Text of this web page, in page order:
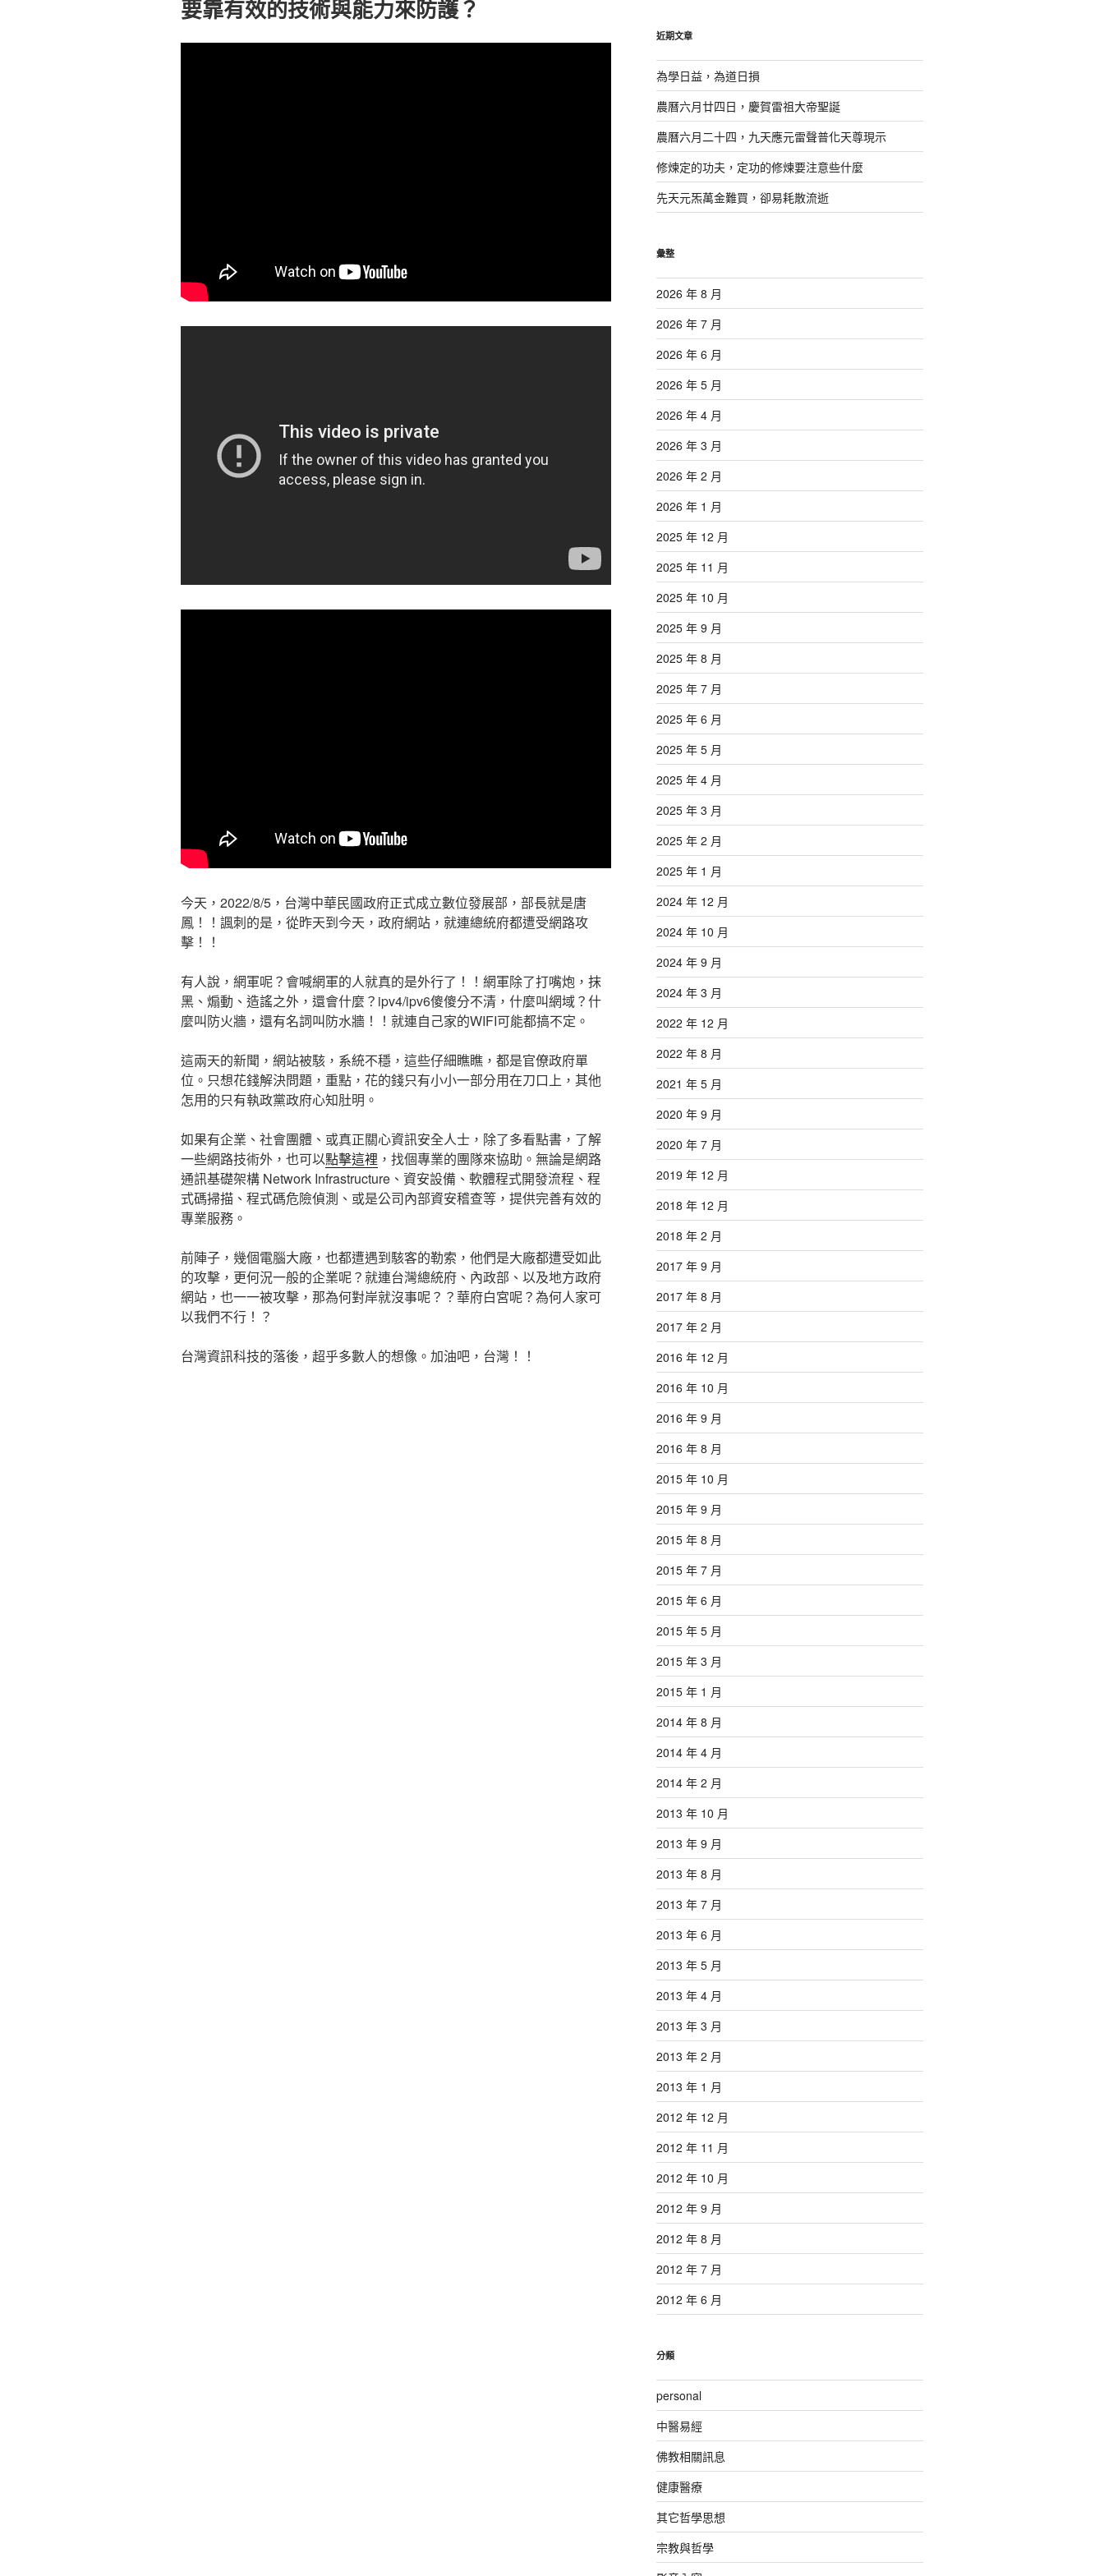
要靠有效的技術與能力來防護？
今天，2022/8/5，台灣中華民國政府正式成立數位發展部，部長就是唐
鳳！！諷刺的是，從昨天到今天，政府網站，就連總統府都遭受網路攻
擊！！
有人說，網軍呢？會喊網軍的人就真的是外行了！！網軍除了打嘴炮，抹
黑、煽動、造謠之外，還會什麼？ipv4/ipv6傻傻分不清，什麼叫網域？什
麼叫防火牆，還有名詞叫防水牆！！就連自己家的WIFI可能都搞不定。
這兩天的新聞，網站被駭，系統不穩，這些仔細瞧瞧，都是官僚政府單
位。只想花錢解決問題，重點，花的錢只有小小一部分用在刀口上，其他
怎用的只有執政黨政府心知肚明。
如果有企業、社會團體、或真正關心資訊安全人士，除了多看點書，了解
一些網路技術外，也可以點擊這裡 ，找個專業的團隊來協助。無論是網路
通訊基礎架構 Network Infrastructure、資安設備、軟體程式開發流程、程
式碼掃描、程式碼危險偵測、或是公司內部資安稽查等，提供完善有效的
專業服務。
前陣子，幾個電腦大廠，也都遭遇到駭客的勒索，他們是大廠都遭受如此
的攻擊，更何況一般的企業呢？就連台灣總統府、內政部、以及地方政府
網站，也一一被攻擊，那為何對岸就沒事呢？？華府白宮呢？為何人家可
以我們不行！？
台灣資訊科技的落後，超乎多數人的想像。加油吧，台灣！！
字:
近期文章
為學日益，為道日損
農曆六月廿四日，慶賀雷祖大帝聖誕
農曆六月二十四，九天應元雷聲普化天尊現示
修煉定的功夫，定功的修煉要注意些什麼
先天元炁萬金難買，卻易耗散流逝
彙整
2026 年 8 月
2026 年 7 月
2026 年 6 月
2026 年 5 月
2026 年 4 月
2026 年 3 月
2026 年 2 月
2026 年 1 月
2025 年 12 月
2025 年 11 月
2025 年 10 月
2025 年 9 月
2025 年 8 月
2025 年 7 月
2025 年 6 月
2025 年 5 月
2025 年 4 月
2025 年 3 月
2025 年 2 月
2025 年 1 月
2024 年 12 月
2024 年 10 月
2024 年 9 月
2024 年 3 月
2022 年 12 月
2022 年 8 月
2021 年 5 月
2020 年 9 月
2020 年 7 月
2019 年 12 月
2018 年 12 月
2018 年 2 月
2017 年 9 月
2017 年 8 月
2017 年 2 月
2016 年 12 月
2016 年 10 月
2016 年 9 月
2016 年 8 月
2015 年 10 月
2015 年 9 月
2015 年 8 月
2015 年 7 月
2015 年 6 月
2015 年 5 月
2015 年 3 月
2015 年 1 月
2014 年 8 月
2014 年 4 月
2014 年 2 月
2013 年 10 月
2013 年 9 月
2013 年 8 月
2013 年 7 月
2013 年 6 月
2013 年 5 月
2013 年 4 月
2013 年 3 月
2013 年 2 月
2013 年 1 月
2012 年 12 月
2012 年 11 月
2012 年 10 月
2012 年 9 月
2012 年 8 月
2012 年 7 月
2012 年 6 月
分類
personal
中醫易經
佛教相關訊息
健康醫療
其它哲學思想
宗教與哲學